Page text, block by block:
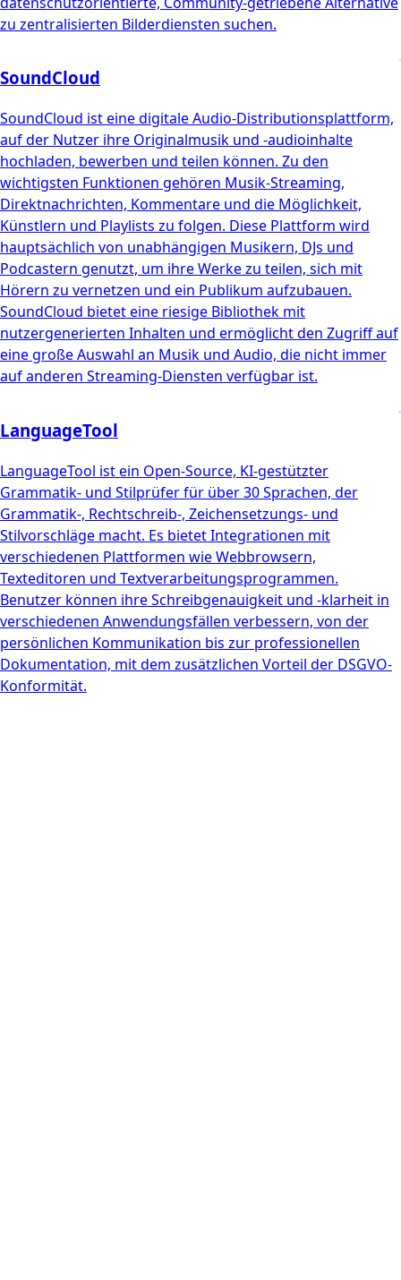
zu zentralisierten Bilderdiensten suchen.
SoundCloud
SoundCloud ist eine digitale Audio-Distributionsplattform,
auf der Nutzer ihre Originalmusik und -audioinhalte
hochladen, bewerben und teilen können. Zu den
wichtigsten Funktionen gehören Musik-Streaming,
Direktnachrichten, Kommentare und die Möglichkeit,
Künstlern und Playlists zu folgen. Diese Plattform wird
hauptsächlich von unabhängigen Musikern, DJs und
Podcastern genutzt, um ihre Werke zu teilen, sich mit
Hörern zu vernetzen und ein Publikum aufzubauen.
SoundCloud bietet eine riesige Bibliothek mit
nutzergenerierten Inhalten und ermöglicht den Zugriff auf
eine große Auswahl an Musik und Audio, die nicht immer
auf anderen Streaming-Diensten verfügbar ist.
LanguageTool
LanguageTool ist ein Open-Source, KI-gestützter
Grammatik- und Stilprüfer für über 30 Sprachen, der
Grammatik-, Rechtschreib-, Zeichensetzungs- und
Stilvorschläge macht. Es bietet Integrationen mit
verschiedenen Plattformen wie Webbrowsern,
Texteditoren und Textverarbeitungsprogrammen.
Benutzer können ihre Schreibgenauigkeit und -klarheit in
verschiedenen Anwendungsfällen verbessern, von der
persönlichen Kommunikation bis zur professionellen
Dokumentation, mit dem zusätzlichen Vorteil der DSGVO-
Konformität.